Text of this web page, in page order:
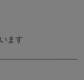
ます